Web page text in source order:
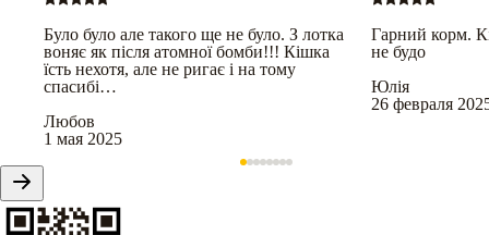
Було було але такого ще не було. З лотка
воняє як після атомної бомби!!! Кішка
їсть нехотя, але не ригає і на тому
спасибі…
Любов
1 мая 2025
Гарний корм.
не будо
Юлія
26 февраля